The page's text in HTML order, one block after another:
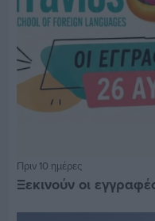
Πριν 10 ημέρες
Ξεκινούν οι